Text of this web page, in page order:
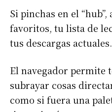
Si pinchas en el “hub”,
favoritos, tu lista de
tus descargas actuales.
El navegador permite
subrayar cosas
como si fuera una